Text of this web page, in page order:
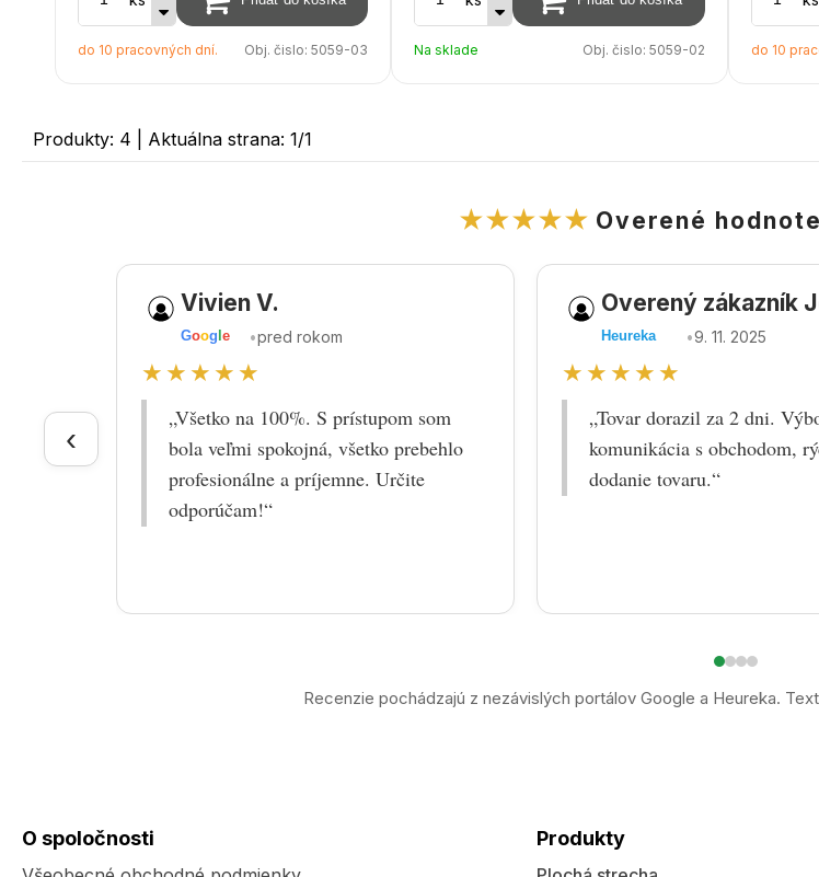
do 10 pracovných dní. Obj. čislo:5059-03 Na sklade Obj. čislo: 5059-02 do 10
Produkty: 4 | Aktuálna strana: 1/1
★★★★★ Overené
‹
Vivien V.
Goog le •pred rokom
★★★★★
„Všetko na 100%. S prístupom som
bola veľmi spokojná, všetko prebehlo
profesionálne a príjemne. Určite
odporúčam!“
Overený zákazník
Heureka •9. 11. 2025
★★★★★
„Tovar dorazil za 2 dni.
komunikácia s obchodom,
dodanie tovaru.“
Recenzie pochádzajú z nezávislých portálov Google a Heureka.
O spoločnosti Produkty